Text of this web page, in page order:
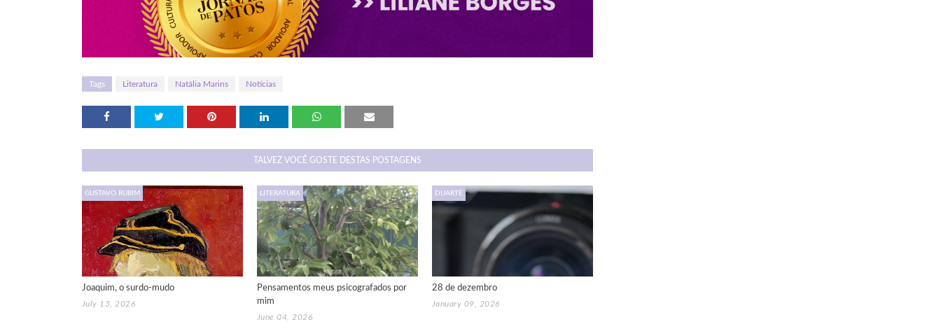
Tags Literatura Natália Marins Notícias
TALVEZ VOCÊ GOSTE DESTAS POSTAGENS
GUSTAVO RUBIM
Joaquim, o surdo-mudo
July 13, 2026
LITERATURA
Pensamentos meus psicografados por
mim
June 04, 2026
DUARTE
28 de dezembro
January 09, 2026